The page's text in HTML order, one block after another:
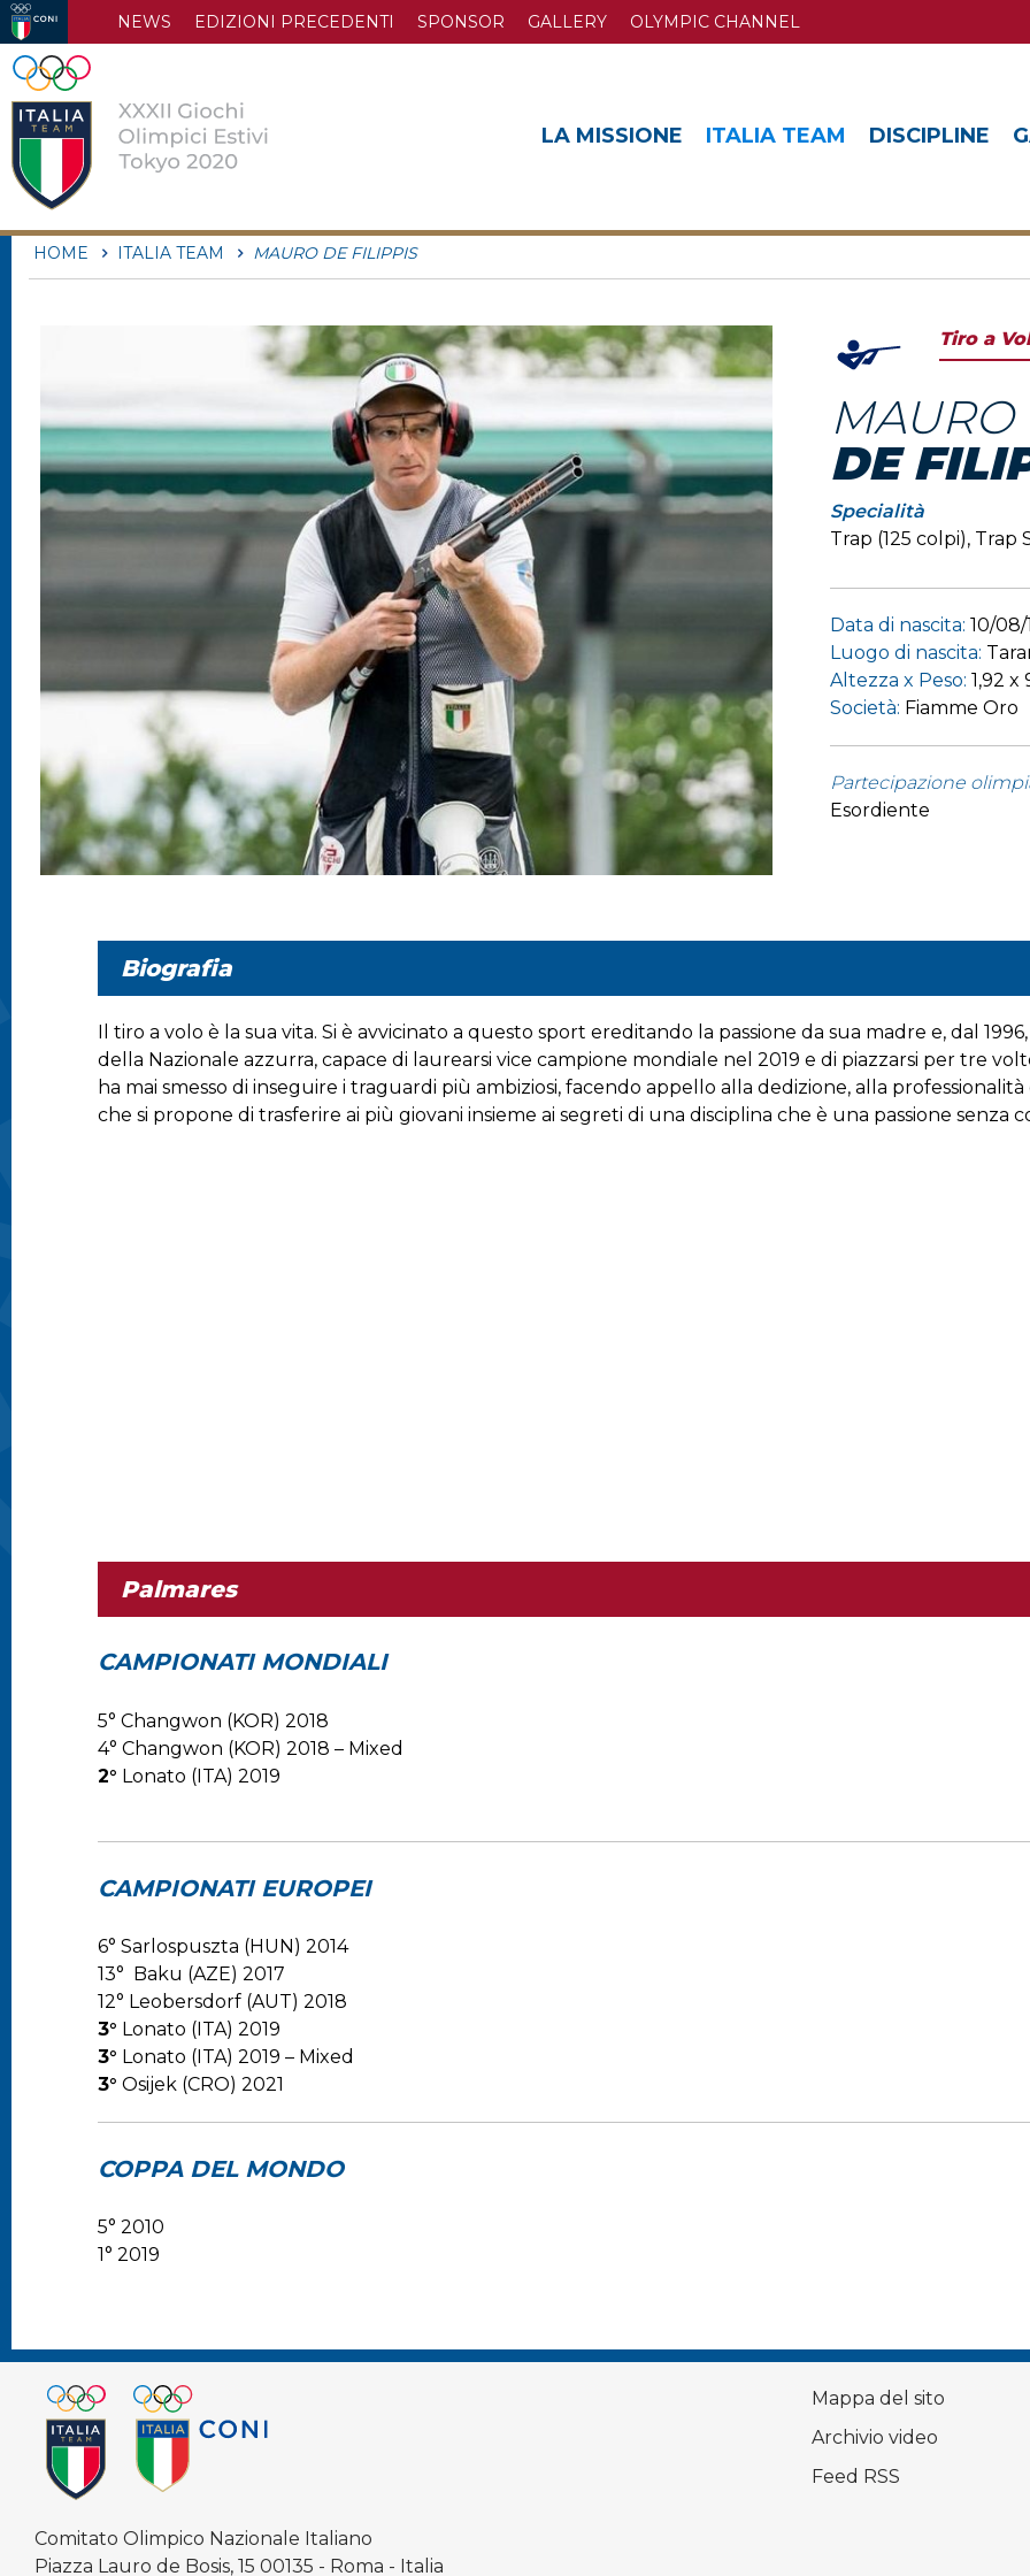
NEWS EDIZIONI PRECEDENTI SPONSOR GALLERY OLYMPIC CHANNEL
LA MISSIONE ITALIA TEAM DISCIPLINE
HOME ITALIA TEAM MAURO DE FILIPPIS
Tiro a
MAURO
DE
Specialità
Trap (125 colpi), Trap
Data di nascita: 10/08/
Luogo di nascita:
Altezza x Peso: 1,92 x
Società: Fiamme Oro
Partecipazione
Esordiente
Biografia
Il tiro a volo è la sua vita. Si è avvicinato a questo sport ereditando la passione da sua madre e, dal
della Nazionale azzurra, capace di laurearsi vice campione mondiale nel 2019 e di piazzarsi per tre
ha mai smesso di inseguire i traguardi più ambiziosi, facendo appello alla dedizione, alla
che si propone di trasferire ai più giovani insieme ai segreti di una disciplina che è una passione senza
Palmares
CAMPIONATI MONDIALI
5° Changwon (KOR) 2018
4° Changwon (KOR) 2018 – Mixed
2° Lonato (ITA) 2019
CAMPIONATI EUROPEI
6° Sarlospuszta (HUN) 2014
13° Baku (AZE) 2017
12° Leobersdorf (AUT) 2018
3° Lonato (ITA) 2019
3° Lonato (ITA) 2019 – Mixed
3° Osijek (CRO) 2021
COPPA DEL MONDO
5° 2010
1° 2019
Comitato Olimpico Nazionale Italiano
Piazza Lauro de Bosis, 15 00135 - Roma - Italia
Mappa del sito
Archivio video
Feed RSS